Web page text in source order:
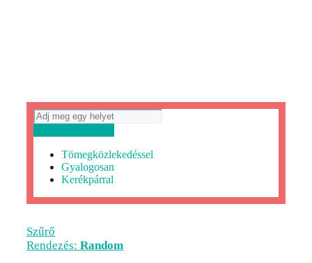
Tömegközlekedéssel
Gyalogosan
Kerékpárral
Szűrő
Rendezés: Random